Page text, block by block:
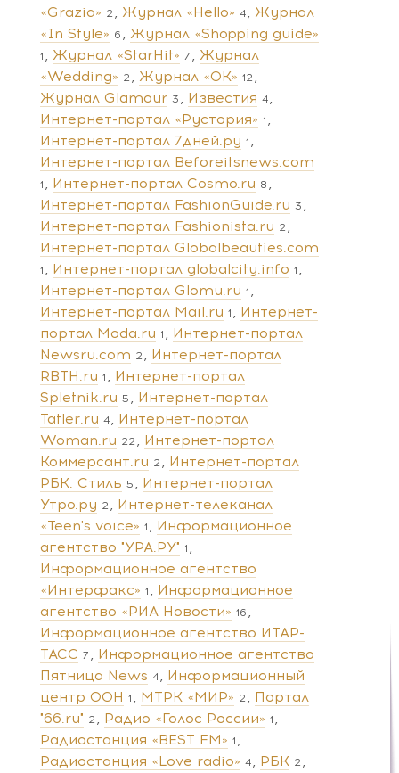
«Grazia» 2 Журнал «Hello» 4
Журнал
«In Style» 6 Журнал «Shopping guide»
1 Журнал «StarHit» 7
Журнал
«Wedding» 2 Журнал «ОК» 12
Журнал Glamour 3 Известия 4
Интернет-портал «Рустория» 1
Интернет-портал 7дней.ру 1
Интернет-портал Beforeitsnews.com
1 Интернет-портал Cosmo.ru 8
Интернет-портал FashionGuide.ru 3
Интернет-портал Fashionista.ru 2
Интернет-портал Globalbeauties.com
1 Интернет-портал globalcity.info 1
Интернет-портал Glomu.ru 1
Интернет-портал Mail.ru 1
Интернет-
портал Moda.ru 1
Интернет-портал
Newsru.com 2
Интернет-портал
RBTH.ru 1
Интернет-портал
Spletnik.ru 5
Интернет-портал
Tatler.ru 4
Интернет-портал
Woman.ru 22
Интернет-портал
Коммерсант.ru 2
Интернет-портал
РБК. Стиль 5
Интернет-портал
Утро.ру 2
Интернет-телеканал
«Teen's voice» 1
Информационное
агентство "УРА.РУ" 1
Информационное агентство
«Интерфакс» 1
Информационное
агентство «РИА Новости» 16
Информационное агентство ИТАР-
ТАСС 7
Информационное агентство
Пятница News 4
Информационный
центр ООН 1 МТРК «МИР» 2
Портал
"66.ru" 2 Радио «Голос России» 1
Радиостанция «BEST FM» 1
Радиостанция «Love radio» 4 РБК 2